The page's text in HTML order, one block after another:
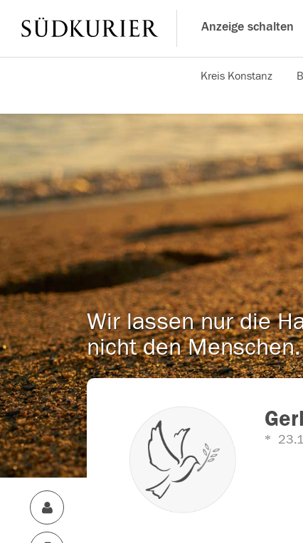
Anzeige schalten
Kreis Konstanz
Wir lassen nur die
nicht den Menschen.